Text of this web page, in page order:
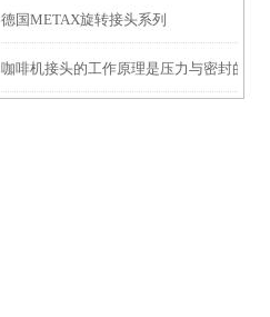
德国METAX旋转接头系列
咖啡机接头的工作原理是压力与密封的协